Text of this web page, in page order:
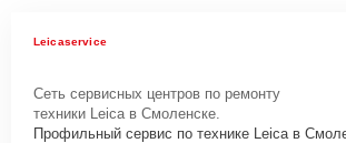
Leicaservice
Сеть сервисных центров по ремонту
техники Leica в Смоленске.
Профильный сервис по технике Leica в